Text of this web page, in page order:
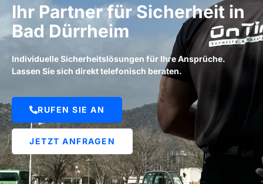
Ihr Partner für Sicherheit in
Bad Dürrheim
Individuelle Sicherheitslösungen für Ihre Ansprüche.
Lassen Sie sich direkt telefonisch beraten.
RUFEN SIE AN
JETZT ANFRAGEN